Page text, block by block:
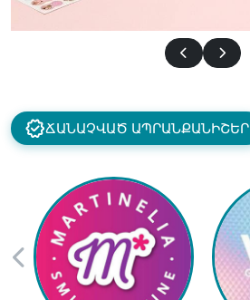
ՃԱՆԱՉՎԱԾ ԱՊՐԱՆՔԱՆԻՇԵՐ